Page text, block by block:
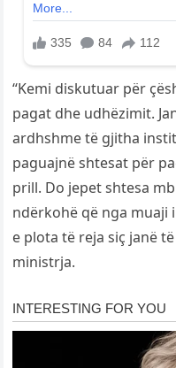
“Kemi diskutuar për
pagat dhe udhëzimit.
ardhshme të gjitha
paguajnë shtesat për
prill. Do jepet shtesa
ndërkohë që nga muaji
e plota të reja siç janë
ministrja.